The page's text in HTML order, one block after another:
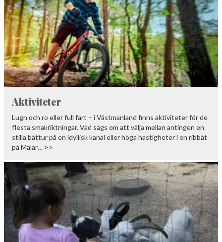
Aktiviteter
Lugn och ro eller full fart – i Västmanland finns aktiviteter för de
flesta smakriktningar. Vad sägs om att välja mellan antingen en
stilla båttur på en idyllisk kanal eller höga hastigheter i en ribbåt
på Mälar… >>